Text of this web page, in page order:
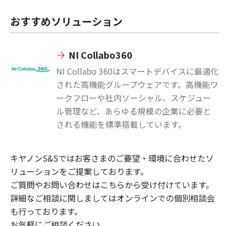
おすすめソリューション
NI Collabo360
NI Collabo 360はスマートデバイスに最適化
された高機能グループウェアです。高機能ワ
ークフローや社内ソーシャル、スケジュー
ル管理など、あらゆる規模の企業に必要と
される機能を標準搭載しています。
キヤノンS&Sではお客さまのご要望・環境に合わせたソ
リューションをご提案しております。
ご質問やお問い合わせはこちらから受け付けています。
詳細なご相談に関しましてはオンラインでの個別相談会
も行っております。